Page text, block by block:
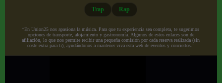
Trap Rap
“En Union25 nos apasiona la música. Para que tu experiencia sea completa, te sugerimos
opciones de transporte, alojamiento y gastronomía. Algunos de estos enlaces son de
afiliación, lo que nos permite recibir una pequeña comisión por cada reserva realizada (sin
coste extra para ti), ayudándonos a mantener viva esta web de eventos y conciertos.”